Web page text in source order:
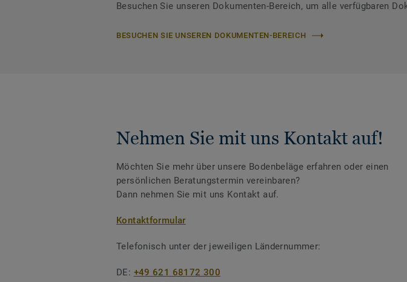
Besuchen Sie unseren Dokumenten-Bereich, um alle verfügbaren
BESUCHEN SIE UNSEREN DOKUMENTEN-BEREICH
Nehmen Sie mit uns Kontakt auf!
Möchten Sie mehr über unsere Bodenbeläge erfahren oder einen
persönlichen Beratungstermin vereinbaren?
Dann nehmen Sie mit uns Kontakt auf.
Kontaktformular
Telefonisch unter der jeweiligen Ländernummer:
DE: +49 621 68172 300